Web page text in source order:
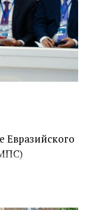
Евразийского